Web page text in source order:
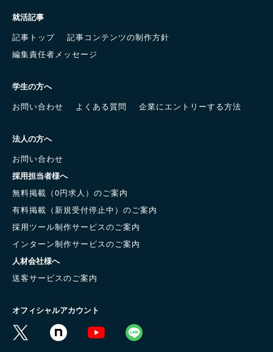
就活記事
記事トップ
記事コンテンツの制作方針
編集責任者メッセージ
学生の方へ
お問い合わせ
よくある質問 企業にエントリーする方法
法人の方へ
お問い合わせ
採用担当者様へ
無料掲載（0円求人）のご案内
有料掲載（新規受付停止中）のご案内
採用ツール制作サービスのご案内
インターン制作サービスのご案内
人材会社様へ
送客サービスのご案内
オフィシャルアカウント